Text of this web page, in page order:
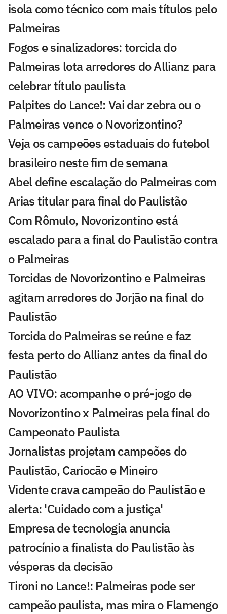
isola como técnico com mais títulos pelo
Palmeiras
Fogos e sinalizadores: torcida do
Palmeiras lota arredores do Allianz para
celebrar título paulista
Palpites do Lance!: Vai dar zebra ou o
Palmeiras vence o Novorizontino?
Veja os campeões estaduais do futebol
brasileiro neste fim de semana
Abel define escalação do Palmeiras com
Arias titular para final do Paulistão
Com Rômulo, Novorizontino está
escalado para a final do Paulistão contra
o Palmeiras
Torcidas de Novorizontino e Palmeiras
agitam arredores do Jorjão na final do
Paulistão
Torcida do Palmeiras se reúne e faz
festa perto do Allianz antes da final do
Paulistão
AO VIVO: acompanhe o pré-jogo de
Novorizontino x Palmeiras pela final do
Campeonato Paulista
Jornalistas projetam campeões do
Paulistão, Cariocão e Mineiro
Vidente crava campeão do Paulistão e
alerta: 'Cuidado com a justiça'
Empresa de tecnologia anuncia
patrocínio a finalista do Paulistão às
vésperas da decisão
Tironi no Lance!: Palmeiras pode ser
campeão paulista, mas mira o Flamengo